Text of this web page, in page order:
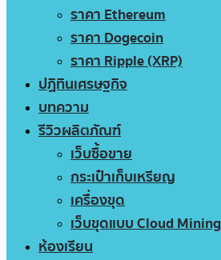
ราคา Ethereum
ราคา Dogecoin
ราคา Ripple (XRP)
ปฏิทินเศรษฐกิจ
บทความ
รีวิวผลิตภัณฑ์
เว็บซื้อขาย
กระเป๋าเก็บเหรียญ
เครื่องขุด
เว็บขุดแบบ Cloud Mining
ห้องเรียน